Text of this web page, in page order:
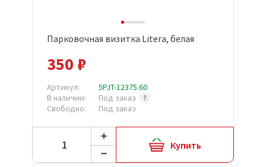
Парковочная визитка Litera, белая
350 ₽
Артикул:
5PJT-12375.60
В наличии:
Под заказ
Свободно:
Под заказ
Купить